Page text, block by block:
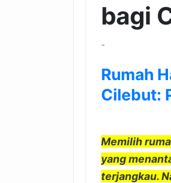
bagi
-
Rumah
Cilebut:
Memilih
yang
terjangkau.